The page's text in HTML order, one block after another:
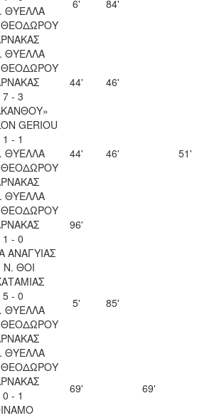
ΘΥΕΛΛΑ
ΘΕΟΔΩΡΟΥ
6' 84'
ΘΥΕΛΛΑ
ΘΕΟΔΩΡΟΥ
7 - 3
44' 46'
GERIOU
1 - 1
ΘΥΕΛΛΑ
ΘΕΟΔΩΡΟΥ
44' 46' 51'
ΘΥΕΛΛΑ
ΘΕΟΔΩΡΟΥ
1 - 0
ΑΝΑΓΥΙΑΣ
96'
Ν. ΘΟΙ
5 - 0
ΘΥΕΛΛΑ
ΘΕΟΔΩΡΟΥ
5' 85'
ΘΥΕΛΛΑ
ΘΕΟΔΩΡΟΥ
0 - 1
69' 69'